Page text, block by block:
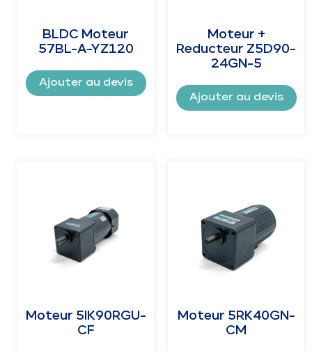
BLDC Moteur
57BL-A-YZ120
Ajouter au devis
Moteur +
Reducteur Z5D90-
24GN-5
Ajouter au devis
Moteur 5IK90RGU-
CF
Moteur 5RK40GN-
CM